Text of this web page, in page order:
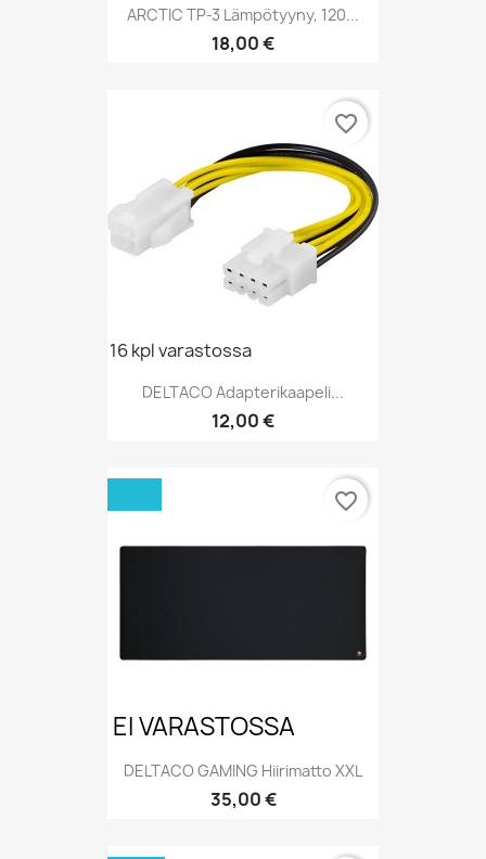
ARCTIC TP-3 Lämpötyyny, 120...
Hinta
18,00 €
16 kpl varastossa
DELTACO Adapterikaapeli...
Hinta
12,00 €
favorite_border
EI VARASTOSSA
DELTACO GAMING Hiirimatto XXL
Hinta
35,00 €
favorite_border